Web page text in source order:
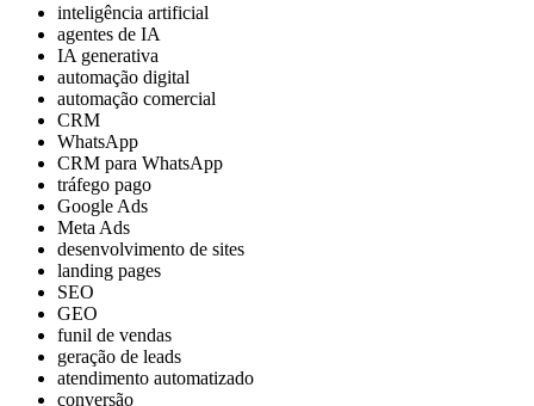
inteligência artificial
agentes de IA
IA generativa
automação digital
automação comercial
CRM
WhatsApp
CRM para WhatsApp
tráfego pago
Google Ads
Meta Ads
desenvolvimento de sites
landing pages
SEO
GEO
funil de vendas
geração de leads
atendimento automatizado
conversão